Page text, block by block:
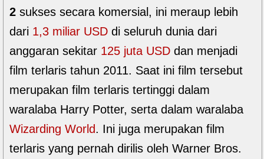
2 sukses secara komersial, ini meraup lebih
dari 1,3 miliar USD di seluruh dunia dari
anggaran sekitar 125 juta USD dan menjadi
film terlaris tahun 2011. Saat ini film tersebut
merupakan film terlaris tertinggi dalam
waralaba Harry Potter, serta dalam waralaba
Wizarding World. Ini juga merupakan film
terlaris yang pernah dirilis oleh Warner Bros.